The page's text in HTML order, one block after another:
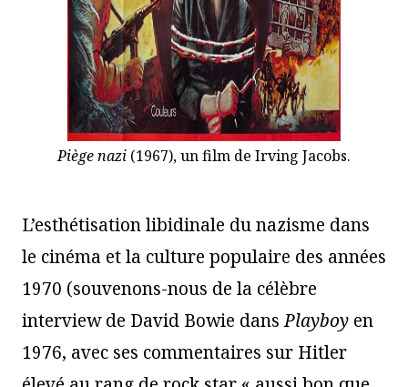
Piège nazi (1967), un film de Irving Jacobs.
L’esthétisation libidinale du nazisme dans
le cinéma et la culture populaire des années
1970 (souvenons-nous de la célèbre
interview de David Bowie dansPlayboy en
1976, avec ses commentaires sur Hitler